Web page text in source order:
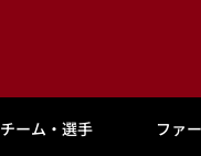
チーム・選手 ファ